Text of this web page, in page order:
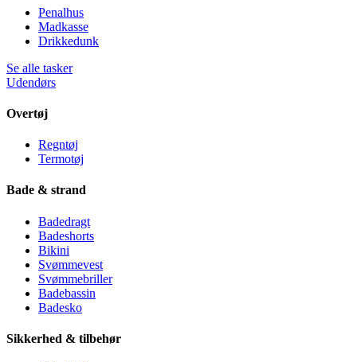
Penalhus
Madkasse
Drikkedunk
Se alle tasker
Udendørs
Overtøj
Regntøj
Termotøj
Bade & strand
Badedragt
Badeshorts
Bikini
Svømmevest
Svømmebriller
Badebassin
Badesko
Sikkerhed & tilbehør